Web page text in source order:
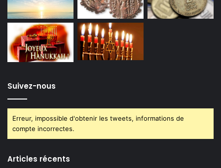
Suivez-nous
Erreur, impossible d'obtenir les tweets, informations de
compte incorrectes.
Articles récents